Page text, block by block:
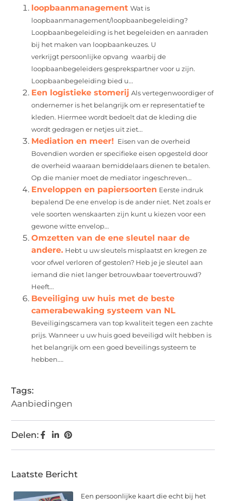
loopbaanmanagement Wat is
loopbaanmanagement/loopbaanbegeleiding?
Loopbaanbegeleiding is het begeleiden en aanraden
bij het maken van loopbaankeuzes. U
verkrijgt persoonlijke opvang waarbij de
loopbaanbegeleiders gesprekspartner voor u zijn.
Loopbaanbegeleiding bied u...
Een logistieke stomerij Als vertegenwoordiger of
ondernemer is het belangrijk om er representatief te
kleden. Hiermee wordt bedoelt dat de kleding die
wordt gedragen er netjes uit ziet...
Mediation en meer! Eisen van de overheid
Bovendien worden er specifieke eisen opgesteld door
de overheid waaraan bemiddelaars dienen te betalen.
Op die manier moet de mediator ingeschreven...
Enveloppen en papiersoorten Eerste indruk
bepalend De ene envelop is de ander niet. Net zoals er
vele soorten wenskaarten zijn kunt u kiezen voor een
gewone witte envelop...
Omzetten van de ene sleutel naar de
andere. Hebt u uw sleutels misplaatst en kregen ze
voor ofwel verloren of gestolen? Heb je je sleutel aan
iemand die niet langer betrouwbaar toevertrouwd?
Heeft...
Beveiliging uw huis met de beste
camerabewaking systeem van NL
Beveiligingscamera van top kwaliteit tegen een zachte
prijs. Wanneer u uw huis goed beveiligd wilt hebben is
het belangrijk om een goed beveilings systeem te
hebben....
Tags:
Aanbiedingen
Delen:
Laatste Bericht
Een persoonlijke kaart die echt bij het